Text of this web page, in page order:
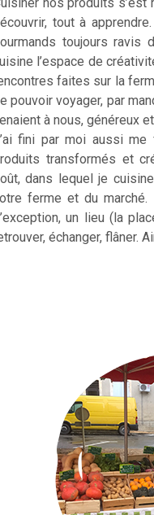
nos produits s’est
tout à
toujours ravis
l’espace de
faites sur la
pouvoir voyager, par
à nous, généreux
fini par moi aussi me
transformés et
dans lequel je
ferme et du
un lieu (la
échanger, flâner.